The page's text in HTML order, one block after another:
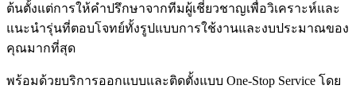
ต้นตั้งแต่การให้คำปรึกษาจากทีมผู้เชี่ยวชาญเพื่อวิเคราะห์และ
แนะนำรุ่นที่ตอบโจทย์ทั้งรูปแบบการใช้งานและงบประมาณของ
คุณมากที่สุด
พร้อมด้วยบริการออกแบบและติดตั้งแบบ One-Stop Service โดย